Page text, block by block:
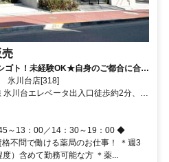
売
ゴト！未経験OK★自身のご都合に合わ
氷川台店[318]
川台エレベータ出入口徒歩約2分、西
15分、東京メトロ有楽町線/東京メト
番口(エレベータ)徒歩約17分
～13：00／14：30～19：00 ◆
不問で働ける薬局のお仕事！ ＊週3
）含めて勤務可能な方 ＊薬...